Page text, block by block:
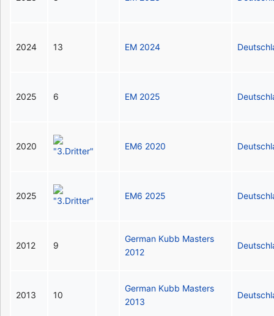
2024 13 EM 2024
2025 6 EM 2025
2020 EM6 2020
2025 EM6 2025
2012 9
German Kubb Masters
2012
2013 10
German Kubb Masters
2013